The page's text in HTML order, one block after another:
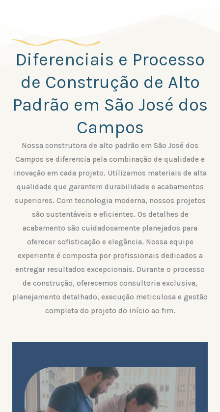
Diferenciais e Processo
de Construção de Alto
Padrão em São José dos
Campos
Nossa construtora de alto padrão em São José dos
Campos se diferencia pela combinação de qualidade e
inovação em cada projeto. Utilizamos materiais de alta
qualidade que garantem durabilidade e acabamentos
superiores. Com tecnologia moderna, nossos projetos
são sustentáveis e eficientes. Os detalhes de
acabamento são cuidadosamente planejados para
oferecer sofisticação e elegância. Nossa equipe
experiente é composta por profissionais dedicados a
entregar resultados excepcionais. Durante o processo
de construção, oferecemos consultoria exclusiva,
planejamento detalhado, execução meticulosa e gestão
completa do projeto do início ao fim.